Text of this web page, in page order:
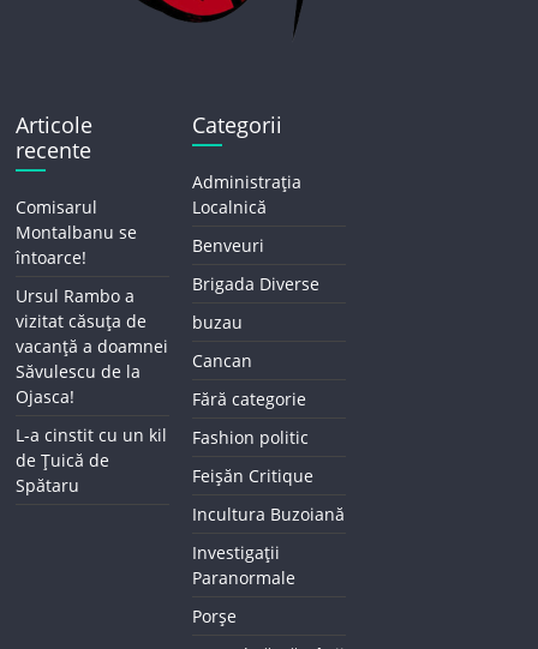
Articole
recente
Comisarul
Montalbanu se
întoarce!
Ursul Rambo a
vizitat căsuța de
vacanță a doamnei
Săvulescu de la
Ojasca!
L-a cinstit cu un kil
de Țuică de
Spătaru
Categorii
Administrația
Localnică
Benveuri
Brigada Diverse
buzau
Cancan
Fără categorie
Fashion politic
Feișăn Critique
Incultura Buzoiană
Investigații
Paranormale
Porșe